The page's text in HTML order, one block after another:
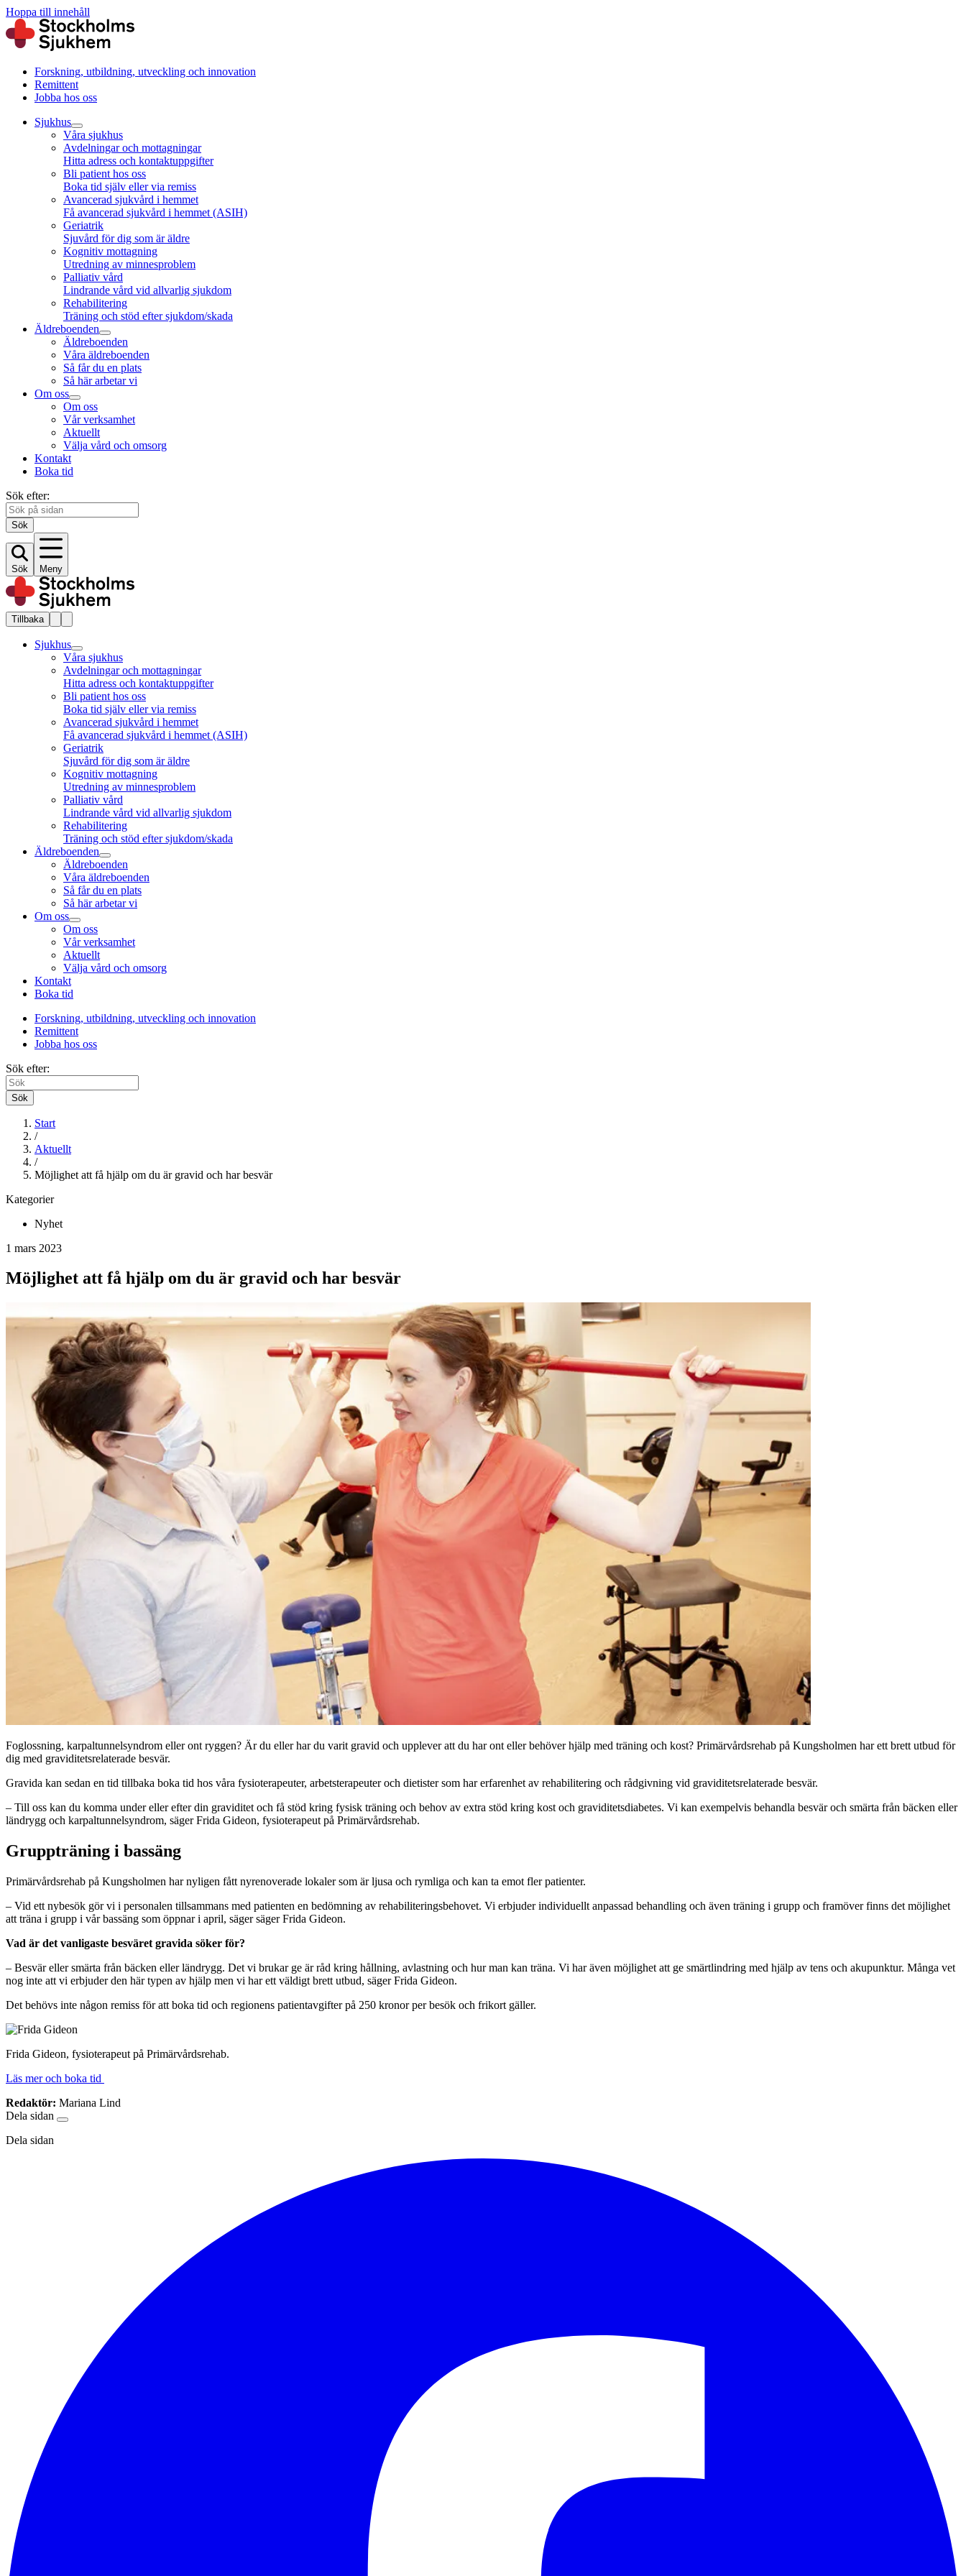
Hoppa till innehåll
Forskning, utbildning, utveckling och innovation
Remittent
Jobba hos oss
Sjukhus
Våra sjukhus
Avdelningar och mottagningar
Hitta adress och kontaktuppgifter
Bli patient hos oss
Boka tid själv eller via remiss
Avancerad sjukvård i hemmet
Få avancerad sjukvård i hemmet (ASIH)
Geriatrik
Sjuvård för dig som är äldre
Kognitiv mottagning
Utredning av minnesproblem
Palliativ vård
Lindrande vård vid allvarlig sjukdom
Rehabilitering
Träning och stöd efter sjukdom/skada
Äldreboenden
Äldreboenden
Våra äldreboenden
Så får du en plats
Så här arbetar vi
Om oss
Om oss
Vår verksamhet
Aktuellt
Välja vård och omsorg
Kontakt
Boka tid
Sök efter:
Sök
Sök Meny
Tillbaka
Sjukhus
Våra sjukhus
Avdelningar och mottagningar
Hitta adress och kontaktuppgifter
Bli patient hos oss
Boka tid själv eller via remiss
Avancerad sjukvård i hemmet
Få avancerad sjukvård i hemmet (ASIH)
Geriatrik
Sjuvård för dig som är äldre
Kognitiv mottagning
Utredning av minnesproblem
Palliativ vård
Lindrande vård vid allvarlig sjukdom
Rehabilitering
Träning och stöd efter sjukdom/skada
Äldreboenden
Äldreboenden
Våra äldreboenden
Så får du en plats
Så här arbetar vi
Om oss
Om oss
Vår verksamhet
Aktuellt
Välja vård och omsorg
Kontakt
Boka tid
Forskning, utbildning, utveckling och innovation
Remittent
Jobba hos oss
Sök efter:
Sök
Start
/
Aktuellt
/
Möjlighet att få hjälp om du är gravid och har besvär
Kategorier
Nyhet
1 mars 2023
Möjlighet att få hjälp om du är gravid och har besvär
Foglossning, karpaltunnelsyndrom eller ont ryggen? Är du eller har du varit gravid och upplever att du har ont eller behöver hjälp med träning och kost? Primärvårdsrehab på Kungsholmen har ett brett utbud för
dig med graviditetsrelaterade besvär.
Gravida kan sedan en tid tillbaka boka tid hos våra fysioterapeuter, arbetsterapeuter och dietister som har erfarenhet av rehabilitering och rådgivning vid graviditetsrelaterade besvär.
– Till oss kan du komma under eller efter din graviditet och få stöd kring fysisk träning och behov av extra stöd kring kost och graviditetsdiabetes. Vi kan exempelvis behandla besvär och smärta från bäcken eller
ländrygg och karpaltunnelsyndrom, säger Frida Gideon, fysioterapeut på Primärvårdsrehab.
Gruppträning i bassäng
Primärvårdsrehab på Kungsholmen har nyligen fått nyrenoverade lokaler som är ljusa och rymliga och kan ta emot fler patienter.
– Vid ett nybesök gör vi i personalen tillsammans med patienten en bedömning av rehabiliteringsbehovet. Vi erbjuder individuellt anpassad behandling och även träning i grupp och framöver finns det möjlighet
att träna i grupp i vår bassäng som öppnar i april, säger säger Frida Gideon.
Vad är det vanligaste besväret gravida söker för?
– Besvär eller smärta från bäcken eller ländrygg. Det vi brukar ge är råd kring hållning, avlastning och hur man kan träna. Vi har även möjlighet att ge smärtlindring med hjälp av tens och akupunktur. Många vet
nog inte att vi erbjuder den här typen av hjälp men vi har ett väldigt brett utbud, säger Frida Gideon.
Det behövs inte någon remiss för att boka tid och regionens patientavgifter på 250 kronor per besök och frikort gäller.
Frida Gideon, fysioterapeut på Primärvårdsrehab.
Läs mer och boka tid
Redaktör: Mariana Lind
Dela sidan
Dela sidan